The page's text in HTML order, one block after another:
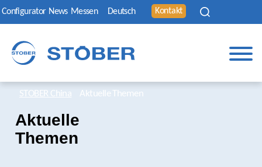
Configurator News Messen Deutsch Kontakt
STOBER China Aktuelle Themen
Aktuelle
Themen